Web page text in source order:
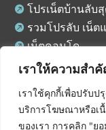
เราให้ความสำ
เราใช้คุกกี้เพื่อปรับ
บริการโฆษณาหรือเ
ของเรา การคลิก "ย
 โปรเน็ตบ้านลับ
 รวมโปรลับ เน็ต
 เน็ตคอนโด
 บทความ